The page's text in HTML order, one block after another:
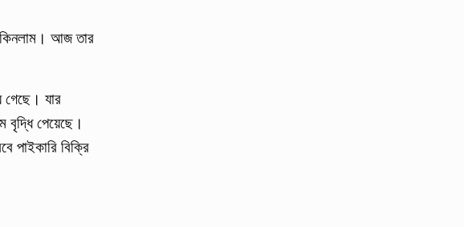
কিনলাম। আজ তার
গেছে। যার
বৃদ্ধি পেয়েছে।
পাইকারি বিক্রি